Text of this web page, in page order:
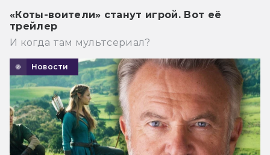
Ужас Аркхэма (Третья редакция)
Ужас Аркхэма Карточная игра
Энергосеть
Fallout (Настольная игра)
KeyForge Столкновение миров:
«Коты-воители» станут игрой. Вот её
трейлер
И когда там мультсериал?
Новости